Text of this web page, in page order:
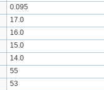
0.095
17.0
16.0
15.0
14.0
55
53